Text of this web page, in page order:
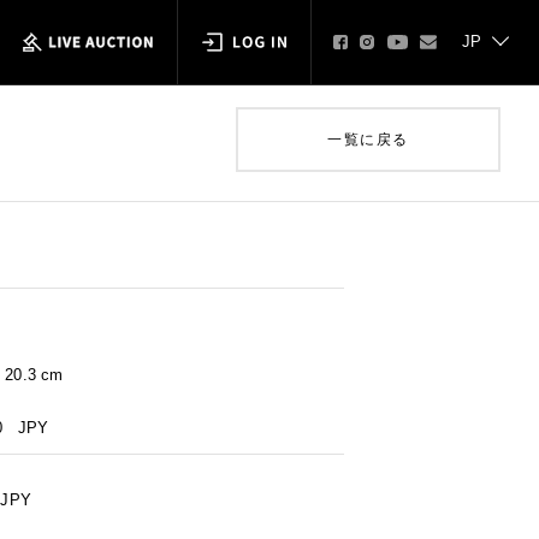
一覧に戻る
cm
JPY
JPY